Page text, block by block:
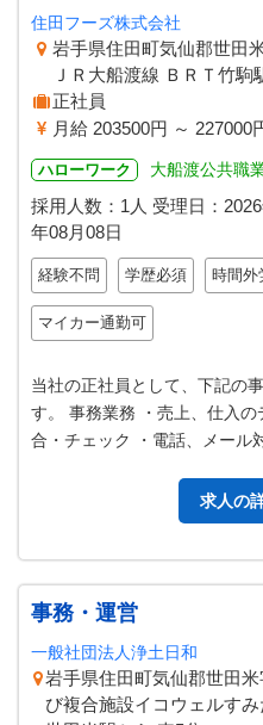
住田フーズ株式会社
岩手県住田町気仙郡世田
ＪＲ大船渡線 ＢＲＴ竹駒
正社員
月給 203500円 ～ 227000
ハローワーク 大船渡公共職
採用人数：1人 受理日：
年08月08日
経験不問 学歴必須 時間外
マイカー通勤可
当社の正社員として、下記の
す。 事務業務 ・売上、仕入
合・チェック ・電話、メール
求人の
事務・運営
一般社団法人浄土日和
岩手県住田町気仙郡世田
び複合施設イコウェルすみ